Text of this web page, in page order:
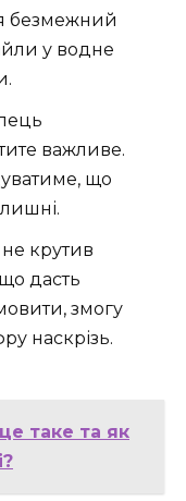
безмежний
у водне
важливе.
що
крутив
дасть
змогу
наскрізь.
таке та як